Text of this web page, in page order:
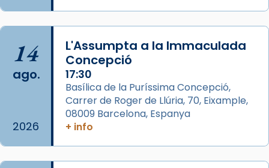
L’arquebisbe de Barcelona, el cardenal Joan
Josep Omella, ha presidit la missa i l’ha
concelebrat el bisbe auxiliar de Barcelona,
Mons. David Abadías.
📸 Dr. G. Simón
Foto
14
ago.
2026
L'Assumpta a la Immaculada
Concepció
17:30
Basílica de la Puríssima Concepció,
Carrer de Roger de Llúria, 70, Eixample,
08009 Barcelona, Espanya
+ info